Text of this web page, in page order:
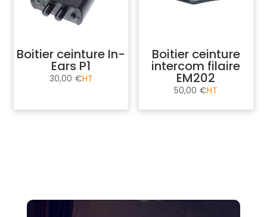
Boitier ceinture In-
Ears P1
30,00 €
Boitier ceinture
intercom filaire
EM202
50,00 €